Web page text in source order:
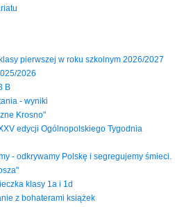
pierwszej w roku szkolnym 2026/2027
2026
B
- wyniki
Krosno"
edycji Ogólnopolskiego Tygodnia
- odkrywamy Polskę i segregujemy śmieci.
klasy 1a i 1d
z bohaterami książek